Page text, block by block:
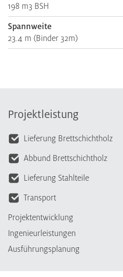
198 m3 BSH
Spannweite
23.4 m (Binder 32m)
Projektleistung
Lieferung Brettschichtholz
Abbund Brettschichtholz
Lieferung Stahlteile
Transport
Projektentwicklung
Ingenieurleistungen
Ausführungsplanung